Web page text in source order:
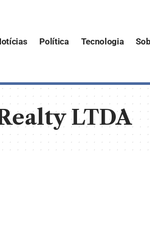
Política Tecnologia
LTDA